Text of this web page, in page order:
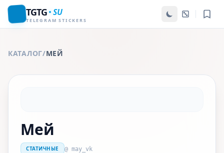
TGTG SU
TELEGRAM STICKERS
КАТАЛОГ/МЕЙ
Мей
СТАТИЧНЫЕ @ may_vk